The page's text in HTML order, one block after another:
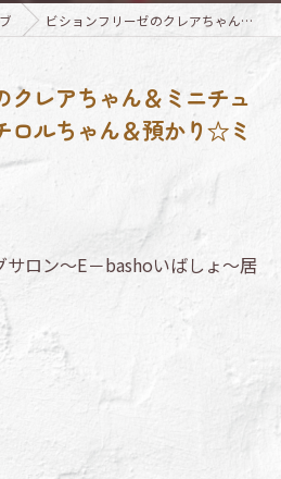
ブログ ビションフリーゼのクレアちゃん＆ミニチュアシュナウザーのチロルちゃん＆預かり☆ミカちゃん
クレアちゃん＆ミニチュ
ロルちゃん＆預かり☆ミ
ロン～E－bashoいばしょ～居